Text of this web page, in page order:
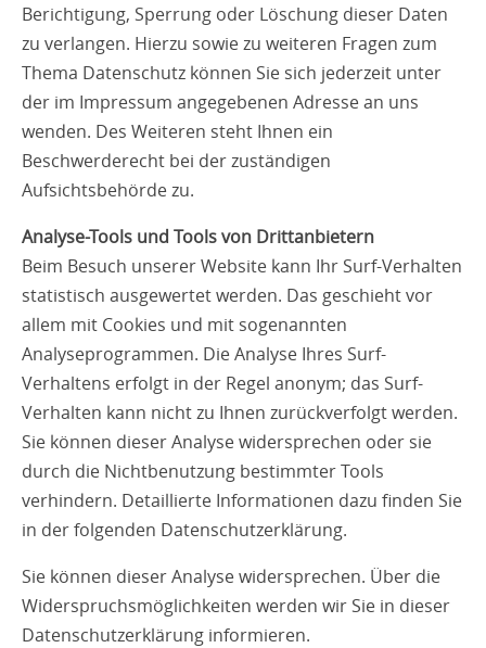
Berichtigung, Sperrung oder Löschung dieser Daten
zu verlangen. Hierzu sowie zu weiteren Fragen zum
Thema Datenschutz können Sie sich jederzeit unter
der im Impressum angegebenen Adresse an uns
wenden. Des Weiteren steht Ihnen ein
Beschwerderecht bei der zuständigen
Aufsichtsbehörde zu.
Analyse-Tools und Tools von Drittanbietern
Beim Besuch unserer Website kann Ihr Surf-Verhalten
statistisch ausgewertet werden. Das geschieht vor
allem mit Cookies und mit sogenannten
Analyseprogrammen. Die Analyse Ihres Surf-
Verhaltens erfolgt in der Regel anonym; das Surf-
Verhalten kann nicht zu Ihnen zurückverfolgt werden.
Sie können dieser Analyse widersprechen oder sie
durch die Nichtbenutzung bestimmter Tools
verhindern. Detaillierte Informationen dazu finden Sie
in der folgenden Datenschutzerklärung.
Sie können dieser Analyse widersprechen. Über die
Widerspruchsmöglichkeiten werden wir Sie in dieser
Datenschutzerklärung informieren.